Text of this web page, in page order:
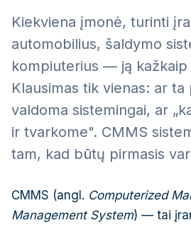
Kiekviena įmonė, turinti
automobilius, šaldymo
kompiuterius — ją kažkaip
Klausimas tik vienas: ar ta
valdoma sistemingai, ar
ir tvarkome". CMMS
tam, kad būtų pirmasis
CMMS (angl. Computerized
Management System) — tai